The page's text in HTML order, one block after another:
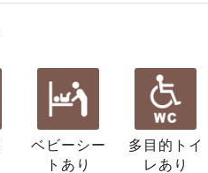
ベビーシー
ト あり
多目的トイ
レ あり